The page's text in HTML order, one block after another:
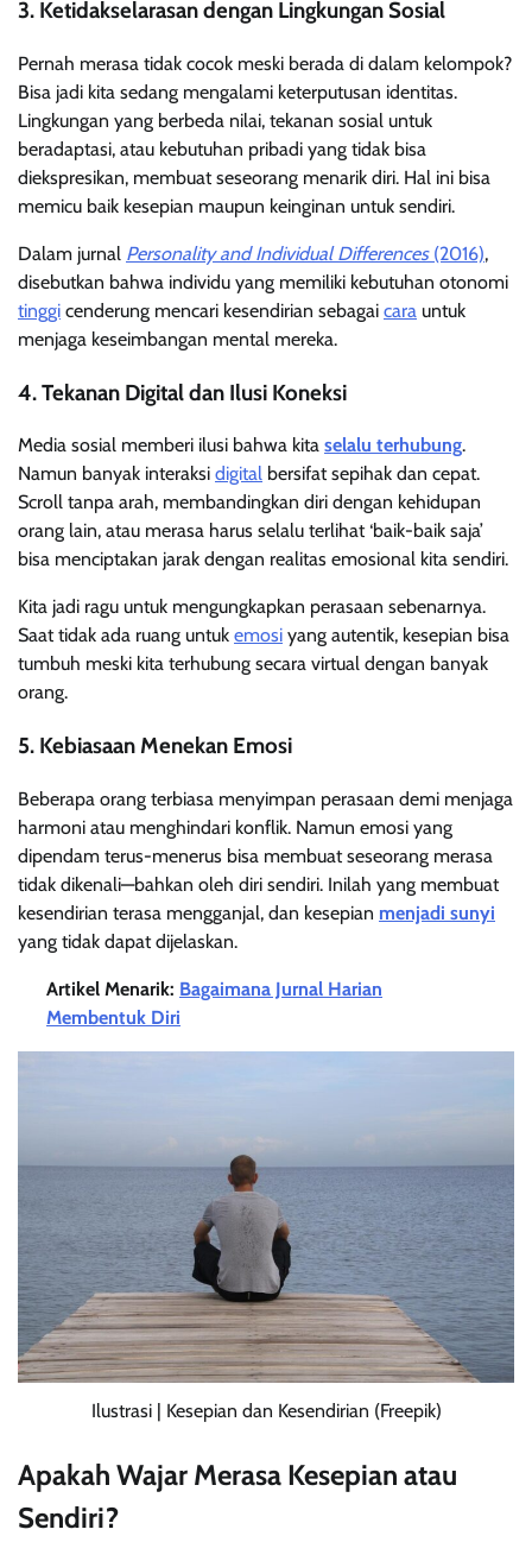
3. Ketidakselarasan dengan Lingkungan Sosial
Pernah merasa tidak cocok meski berada di dalam kelompok?
Bisa jadi kita sedang mengalami keterputusan identitas.
Lingkungan yang berbeda nilai, tekanan sosial untuk
beradaptasi, atau kebutuhan pribadi yang tidak bisa
diekspresikan, membuat seseorang menarik diri. Hal ini bisa
memicu baik kesepian maupun keinginan untuk sendiri.
Dalam jurnal Personality and Individual Differences(2016),
disebutkan bahwa individu yang memiliki kebutuhan otonomi
tinggi cenderung mencari kesendirian sebagai cara untuk
menjaga keseimbangan mental mereka.
4. Tekanan Digital dan Ilusi Koneksi
Media sosial memberi ilusi bahwa kita selalu terhubung.
Namun banyak interaksi digital bersifat sepihak dan cepat.
Scroll tanpa arah, membandingkan diri dengan kehidupan
orang lain, atau merasa harus selalu terlihat ‘baik-baik saja’
bisa menciptakan jarak dengan realitas emosional kita sendiri.
Kita jadi ragu untuk mengungkapkan perasaan sebenarnya.
Saat tidak ada ruang untuk emosi yang autentik, kesepian bisa
tumbuh meski kita terhubung secara virtual dengan banyak
orang.
5. Kebiasaan Menekan Emosi
Beberapa orang terbiasa menyimpan perasaan demi menjaga
harmoni atau menghindari konflik. Namun emosi yang
dipendam terus-menerus bisa membuat seseorang merasa
tidak dikenali—bahkan oleh diri sendiri. Inilah yang membuat
kesendirian terasa mengganjal, dan kesepian menjadi sunyi
yang tidak dapat dijelaskan.
Artikel Menarik: Bagaimana Jurnal Harian
Membentuk Diri
Ilustrasi | Kesepian dan Kesendirian (Freepik)
Apakah Wajar Merasa Kesepian atau
Sendiri?